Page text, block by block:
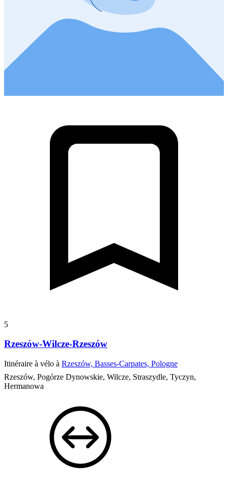
5
Rzeszów-Wilcze-Rzeszów
Itinéraire à vélo à Rzeszów, Basses-Carpates, Pologne
Rzeszów, Pogórze Dynowskie, Wilcze, Straszydle, Tyczyn,
Hermanowa